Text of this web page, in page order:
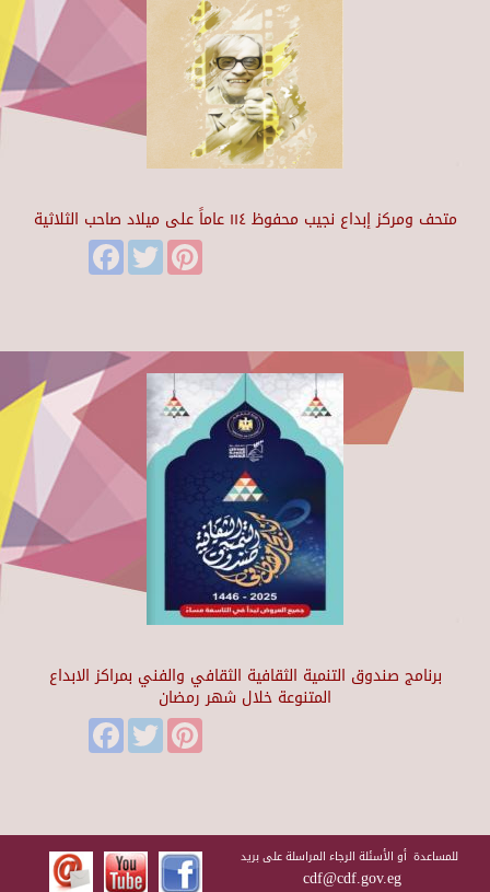
متحف ومركز إبداع نجيب محفوظ ١١٤ عاماً على ميلاد صاحب الثلاثية
FacebookTwitter
برنامج صندوق التنمية الثقافية الثقافي والفني بمراكز الابداع
المتنوعة خلال شهر رمضان
FacebookTwitter
للمساعدة أو الأسئلة الرجاء المراسلة على بريد
cdf@cdf.gov.eg